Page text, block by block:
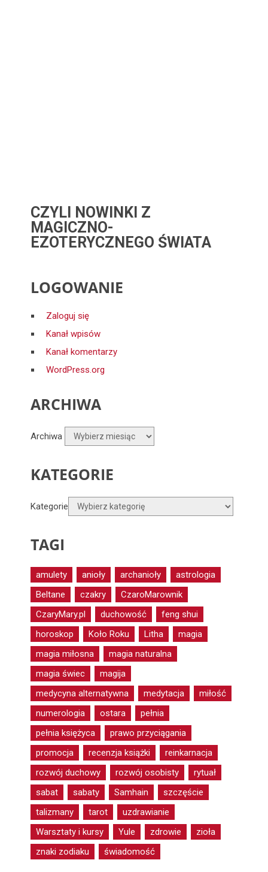
CZYLI NOWINKI Z
MAGICZNO-
EZOTERYCZNEGO ŚWIATA
LOGOWANIE
Zaloguj się
Kanał wpisów
Kanał komentarzy
WordPress.org
ARCHIWA
Archiwa
KATEGORIE
Kategorie
TAGI
amulety anioły archanioły
astrologia
Beltane
czakry
CzaroMarownik
CzaryMary.pl
duchowość
feng shui
horoskop
Koło Roku Litha
magia
magia miłosna
magia naturalna
magia świec
magija
medycyna alternatywna
medytacja
miłość
numerologia
ostara
pełnia
pełnia księżyca
prawo przyciągania
promocja
recenzja książki
reinkarnacja
rozwój duchowy
rozwój osobisty
rytuał
sabat
sabaty Samhain
szczęście
talizmany
tarot
uzdrawianie
Warsztaty i kursy
Yule zdrowie
zioła
znaki zodiaku
świadomość